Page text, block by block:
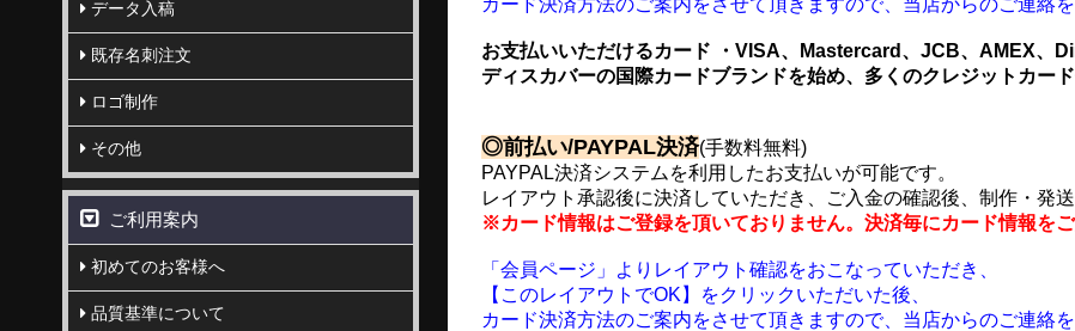
カード決済方法のご案内をさせて頂きますので、当店からのご連絡を
お支払いいただけるカード ・VISA、Mastercard、JCB、AMEX、
ディスカバーの国際カードブランドを始め、多くのクレジットカー
◎前払い/PAYPAL決済(手数料無料)
PAYPAL決済システムを利用したお支払いが可能です。
レイアウト承認後に決済していただき、ご入金の確認後、制作・発送
※カード情報はご登録を頂いておりません。決済毎にカード情報を
「会員ページ」よりレイアウト確認をおこなっていただき、
【このレイアウトでOK】をクリックいただいた後、
カード決済方法のご案内をさせて頂きますので、当店からのご連絡を
データ入稿
既存名刺注文
ロゴ制作
その他
ご利用案内
初めてのお客様へ
品質基準について